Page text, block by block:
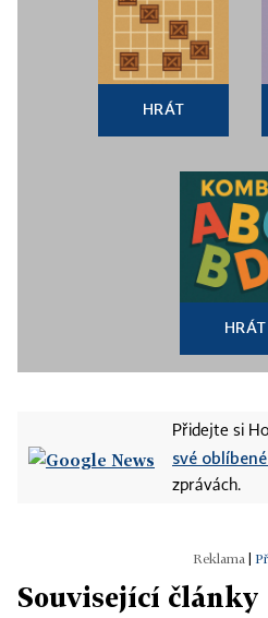
HRÁT
HRÁT
Přidejte si
své
zprávách.
Související články